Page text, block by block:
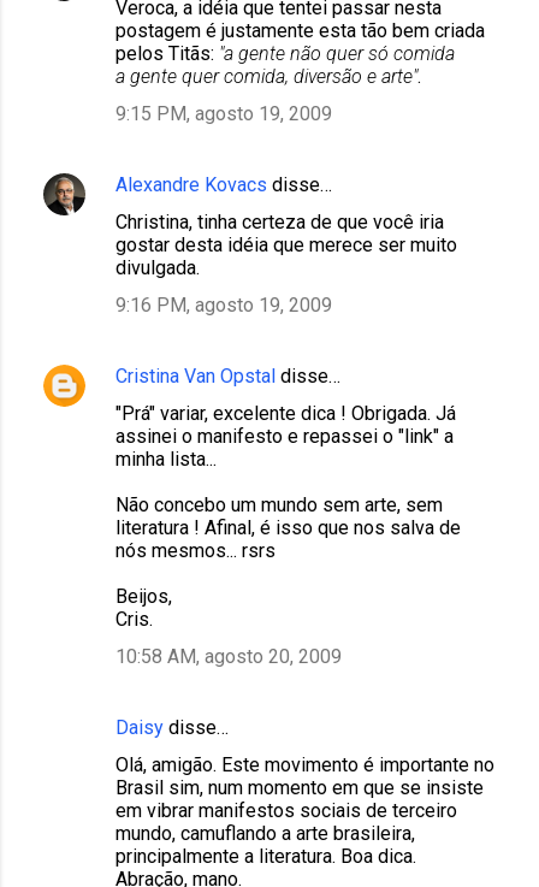
Veroca, a idéia que tentei passar nesta
postagem é justamente esta tão bem criada
pelos Titãs: "a gente não quer só comida
a gente quer comida, diversão e arte".
9:15 PM, agosto 19, 2009
Alexandre Kovacs disse…
Christina, tinha certeza de que você iria
gostar desta idéia que merece ser muito
divulgada.
9:16 PM, agosto 19, 2009
Cristina Van Opstal disse…
"Prá" variar, excelente dica ! Obrigada. Já
assinei o manifesto e repassei o "link" a
minha lista...
Não concebo um mundo sem arte, sem
literatura ! Afinal, é isso que nos salva de
nós mesmos... rsrs
Beijos,
Cris.
10:58 AM, agosto 20, 2009
Daisy disse…
Olá, amigão. Este movimento é importante no
Brasil sim, num momento em que se insiste
em vibrar manifestos sociais de terceiro
mundo, camuflando a arte brasileira,
principalmente a literatura. Boa dica.
Abração, mano.